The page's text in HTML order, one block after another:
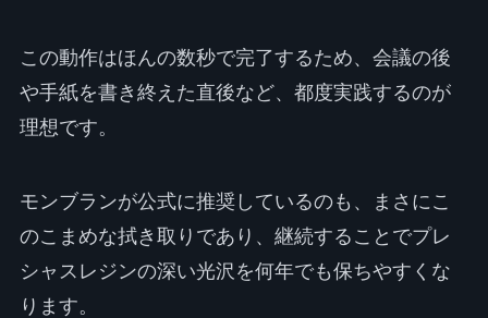
この動作はほんの数秒で完了するため、会議の後
や手紙を書き終えた直後など、都度実践するのが
理想です。
モンブランが公式に推奨しているのも、まさにこ
のこまめな拭き取りであり、継続することでプレ
シャスレジンの深い光沢を何年でも保ちやすくな
ります。